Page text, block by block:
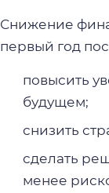
Снижение
первый год
повысить
будущем;
снизить
сделать
менее